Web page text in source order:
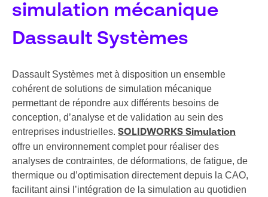
simulation mécanique
Dassault Systèmes
Dassault Systèmes met à disposition un ensemble
cohérent de solutions de simulation mécanique
permettant de répondre aux différents besoins de
conception, d’analyse et de validation au sein des
entreprises industrielles. SOLIDWORKS Simulation
offre un environnement complet pour réaliser des
analyses de contraintes, de déformations, de fatigue, de
thermique ou d’optimisation directement depuis la CAO,
facilitant ainsi l’intégration de la simulation au quotidien